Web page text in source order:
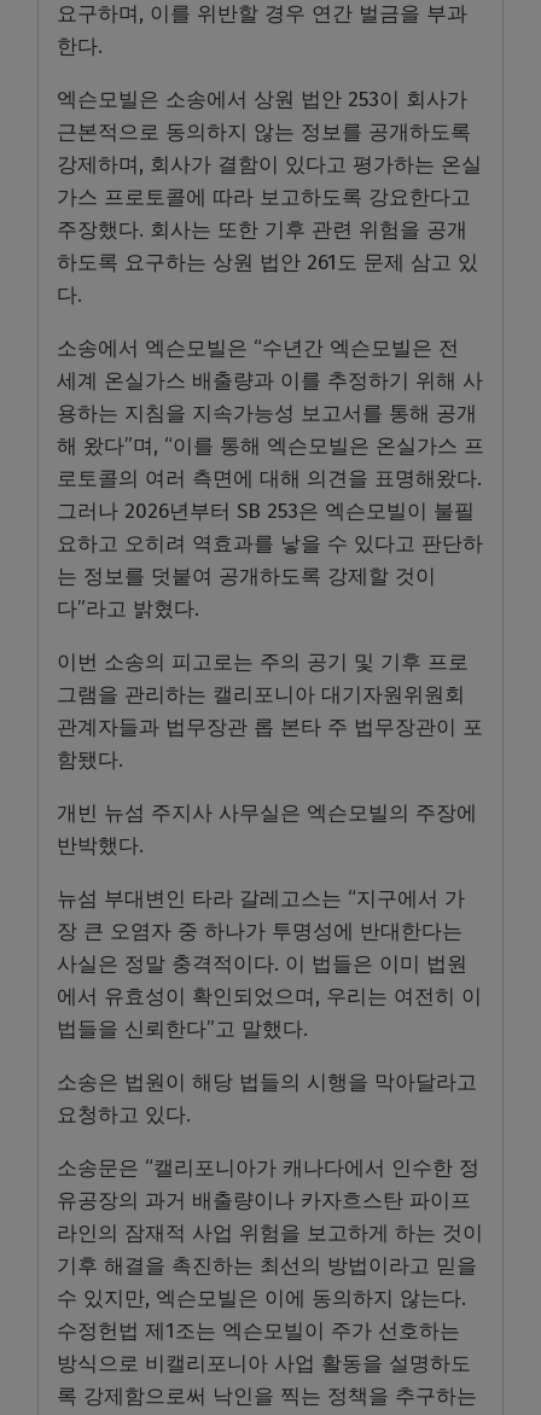
요구하며, 이를 위반할 경우 연간 벌금을 부과
한다.
엑슨모빌은 소송에서 상원 법안 253이 회사가
근본적으로 동의하지 않는 정보를 공개하도록
강제하며, 회사가 결함이 있다고 평가하는 온실
가스 프로토콜에 따라 보고하도록 강요한다고
주장했다. 회사는 또한 기후 관련 위험을 공개
하도록 요구하는 상원 법안 261도 문제 삼고 있
다.
소송에서 엑슨모빌은 “수년간 엑슨모빌은 전
세계 온실가스 배출량과 이를 추정하기 위해 사
용하는 지침을 지속가능성 보고서를 통해 공개
해 왔다”며, “이를 통해 엑슨모빌은 온실가스 프
로토콜의 여러 측면에 대해 의견을 표명해왔다.
그러나 2026년부터 SB 253은 엑슨모빌이 불필
요하고 오히려 역효과를 낳을 수 있다고 판단하
는 정보를 덧붙여 공개하도록 강제할 것이
다”라고 밝혔다.
이번 소송의 피고로는 주의 공기 및 기후 프로
그램을 관리하는 캘리포니아 대기자원위원회
관계자들과 법무장관 롭 본타 주 법무장관이 포
함됐다.
개빈 뉴섬 주지사 사무실은 엑슨모빌의 주장에
반박했다.
뉴섬 부대변인 타라 갈레고스는 “지구에서 가
장 큰 오염자 중 하나가 투명성에 반대한다는
사실은 정말 충격적이다. 이 법들은 이미 법원
에서 유효성이 확인되었으며, 우리는 여전히 이
법들을 신뢰한다”고 말했다.
소송은 법원이 해당 법들의 시행을 막아달라고
요청하고 있다.
소송문은 “캘리포니아가 캐나다에서 인수한 정
유공장의 과거 배출량이나 카자흐스탄 파이프
라인의 잠재적 사업 위험을 보고하게 하는 것이
기후 해결을 촉진하는 최선의 방법이라고 믿을
수 있지만, 엑슨모빌은 이에 동의하지 않는다.
수정헌법 제1조는 엑슨모빌이 주가 선호하는
방식으로 비캘리포니아 사업 활동을 설명하도
록 강제함으로써 낙인을 찍는 정책을 추구하는